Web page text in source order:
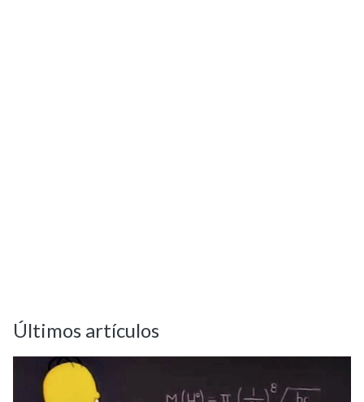
Últimos artículos